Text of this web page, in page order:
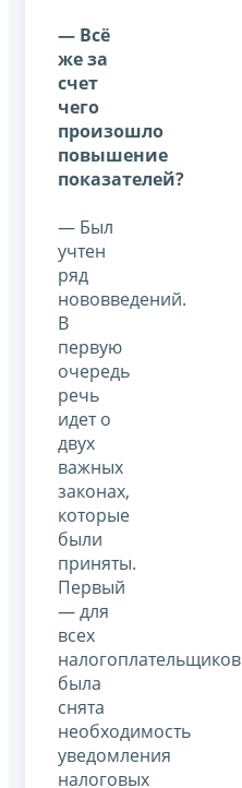
— Всё
же за
счет
чего
произошло
повышение
показателей?
— Был
учтен
ряд
нововведений.
В
первую
очередь
речь
идет о
двух
важных
законах,
которые
были
приняты.
Первый
— для
всех
налогоплательщиков
была
снята
необходимость
уведомления
налоговых